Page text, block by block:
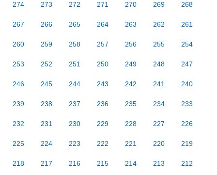
274 273 272 271 270 269 268
267 266 265 264 263 262 261
260 259 258 257 256 255 254
253 252 251 250 249 248 247
246 245 244 243 242 241 240
239 238 237 236 235 234 233
232 231 230 229 228 227 226
225 224 223 222 221 220 219
218 217 216 215 214 213 212